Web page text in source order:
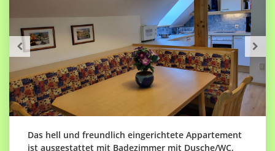
Das hell und freundlich eingerichtete Appartement
ist ausgestattet mit Badezimmer mit Dusche/WC,